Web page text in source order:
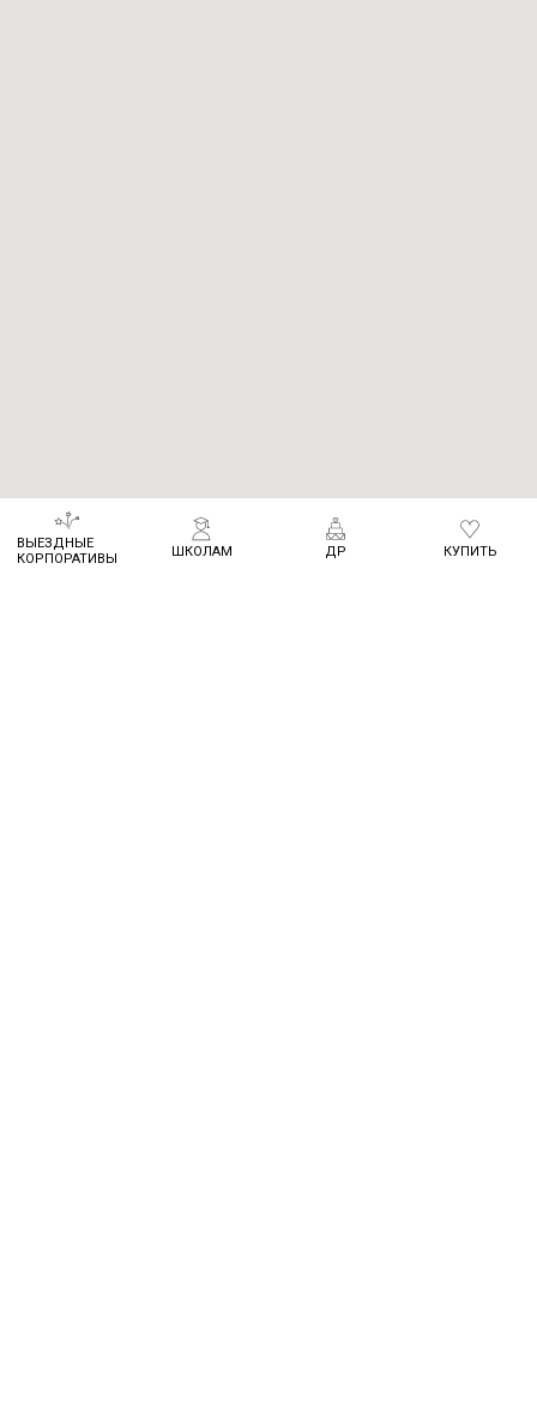
ВЫЕЗДНЫЕ
КОРПОРАТИВЫ
ШКОЛАМ ДР КУПИТЬ